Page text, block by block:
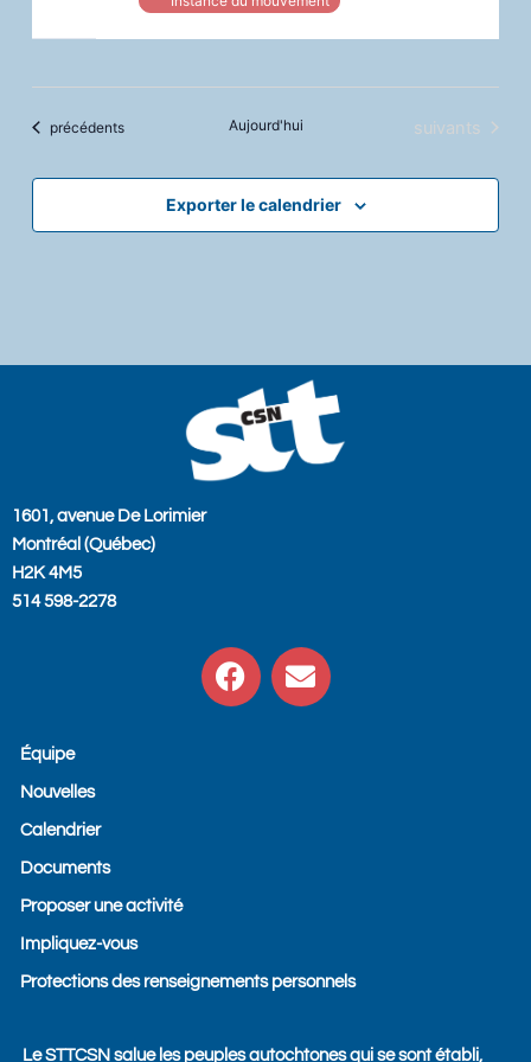
Évènements
précédents Aujourd'hui Évènements
suivants
Exporter le calendrier
1601, avenue De Lorimier
Montréal (Québec)
H2K 4M5
514 598-2278
F
a
E
n
Équipe
Nouvelles
Calendrier
Documents
Proposer une activité
Impliquez-vous
Protections des renseignements personnels
Le STTCSN salue les peuples autochtones qui se sont établi,